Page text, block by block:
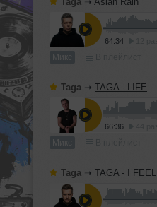
64:34
Микс
Taga ➝ TAGA - LIFE
66:36
Микс
Taga ➝ TAGA - I FEEL